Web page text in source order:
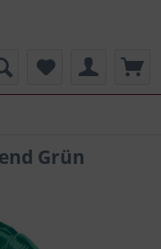
Grün